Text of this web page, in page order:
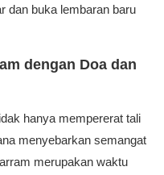
dan buka lembaran baru
dengan Doa dan
hanya mempererat tali
menyebarkan semangat
merupakan waktu